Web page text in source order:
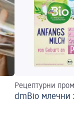
Рецептурни
dmBio млечни